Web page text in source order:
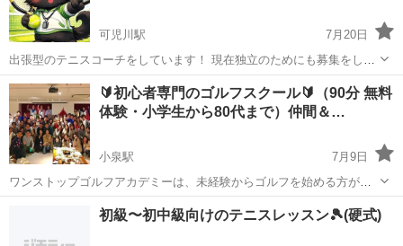
可児川駅
7月20日
出張型のテニスコーチをしています！ 現在独立のためにも募集をして
います！！ コーチ歴約１０年です！ 初心者から相手が欲しい上級者ま
で！ 頑張ってお相手させていただきます！ 気になる方はご連絡...
岐阜 可児市 可児川駅 テニス テニスコーチ
🔰初心者専門のゴルフスクール🔰（90分 無料
体験・小学生から80代まで）仲間＆…
小泉駅
7月9日
ワンストップゴルフアカデミーは、未経験からゴルフを始める方が
90％を占める、少人数制（1クラス最大4名）の初心者専門ゴルフスク
多治見市 小泉駅 ゴルフ
初級〜初中級向けのテニスレッスン🎾(硬式)